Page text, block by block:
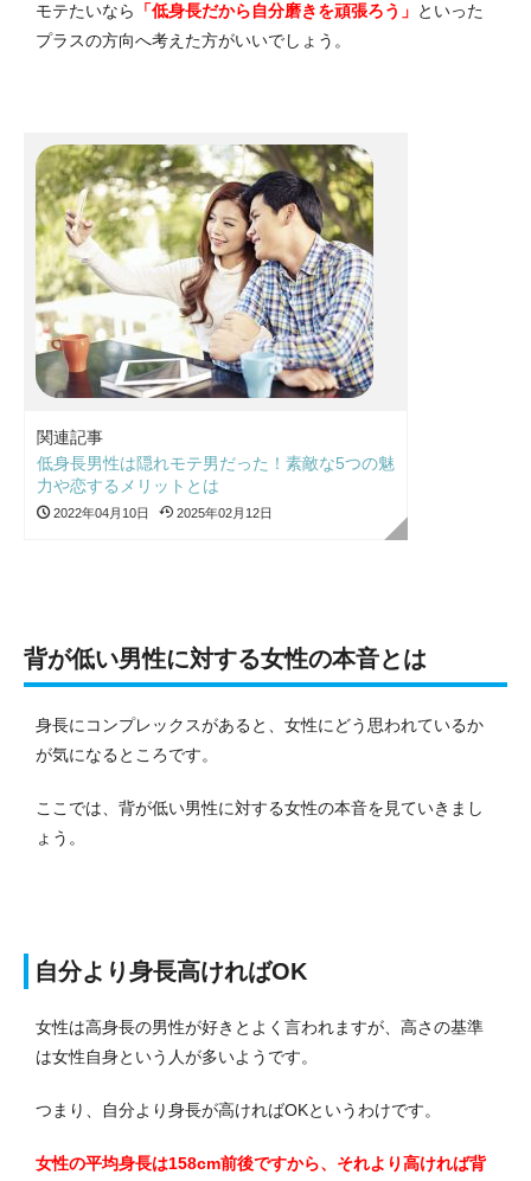
モテたいなら 「低身長だから自分磨きを頑張ろう」 といった
プラスの方向へ考えた方がいいでしょう。
関連記事
低身長男性は隠れモテ男だった！素敵な5つの魅
力や恋するメリットとは
2022年04月10日 2025年02月12日
背が低い男性に対する女性の本音とは
身長にコンプレックスがあると、女性にどう思われているか
が気になるところです。
ここでは、背が低い男性に対する女性の本音を見ていきまし
ょう。
自分より身長高ければOK
女性は高身長の男性が好きとよく言われますが、高さの基準
は女性自身という人が多いようです。
つまり、自分より身長が高ければOKというわけです。
女性の平均身長は158cm前後ですから、それより高ければ背